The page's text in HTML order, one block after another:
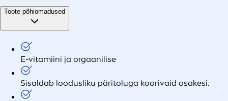
Toote põhiomadused
E-vitamiini ja orgaanilise
Sisaldab loodusliku päritoluga koorivaid osakesi.